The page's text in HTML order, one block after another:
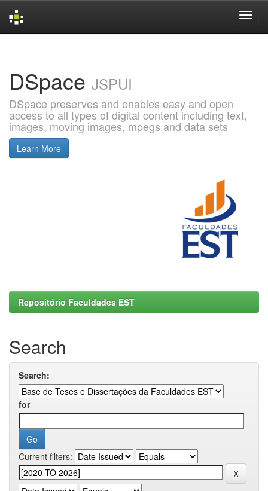
DSpace JSPUI
DSpace preserves and enables easy and open
access to all types of digital content including text,
images, moving images, mpegs and data sets
Learn More
Repositório Faculdades EST
Search
Search:
for
Current filters: